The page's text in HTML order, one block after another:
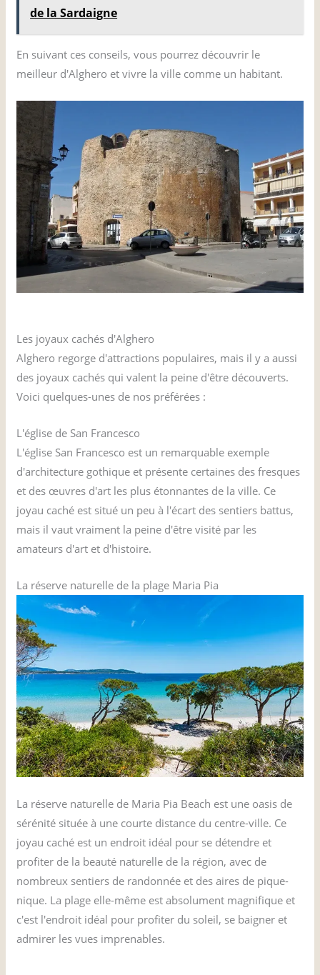
de la Sardaigne
En suivant ces conseils, vous pourrez découvrir le
meilleur d'Alghero et vivre la ville comme un habitant.
Les joyaux cachés d'Alghero
Alghero regorge d'attractions populaires, mais il y a aussi
des joyaux cachés qui valent la peine d'être découverts.
Voici quelques-unes de nos préférées :
L'église de San Francesco
L'église San Francesco est un remarquable exemple
d'architecture gothique et présente certaines des fresques
et des œuvres d'art les plus étonnantes de la ville. Ce
joyau caché est situé un peu à l'écart des sentiers battus,
mais il vaut vraiment la peine d'être visité par les
amateurs d'art et d'histoire.
La réserve naturelle de la plage Maria Pia
La réserve naturelle de Maria Pia Beach est une oasis de
sérénité située à une courte distance du centre-ville. Ce
joyau caché est un endroit idéal pour se détendre et
profiter de la beauté naturelle de la région, avec de
nombreux sentiers de randonnée et des aires de pique-
nique. La plage elle-même est absolument magnifique et
c'est l'endroit idéal pour profiter du soleil, se baigner et
admirer les vues imprenables.